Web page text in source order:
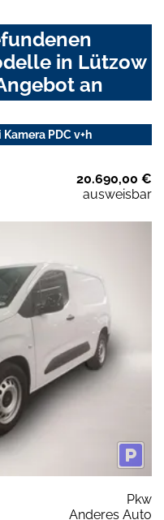
in Lützow
an
PDC v+h
20.690,00 €
ausweisbar
Pkw
Anderes Auto